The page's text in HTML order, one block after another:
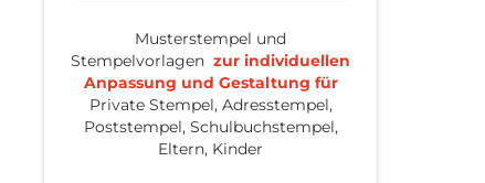
Musterstempel und
Stempelvorlagen zur individuellen
Anpassung und Gestaltung für
Private Stempel, Adresstempel,
Poststempel, Schulbuchstempel,
Eltern, Kinder